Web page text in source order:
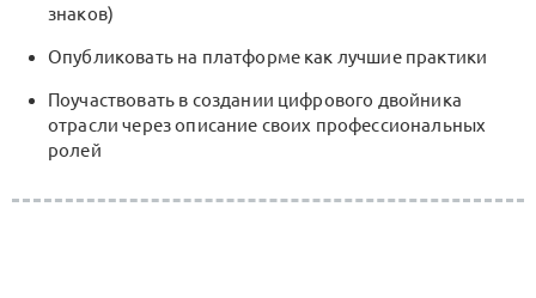
знаков)
Опубликовать на платформе как лучшие практики
Поучаствовать в создании цифрового двойника
отрасли через описание своих профессиональных
ролей